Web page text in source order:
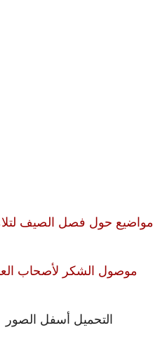
موصول الشكر لأصحاب
التحميل أسفل الصور